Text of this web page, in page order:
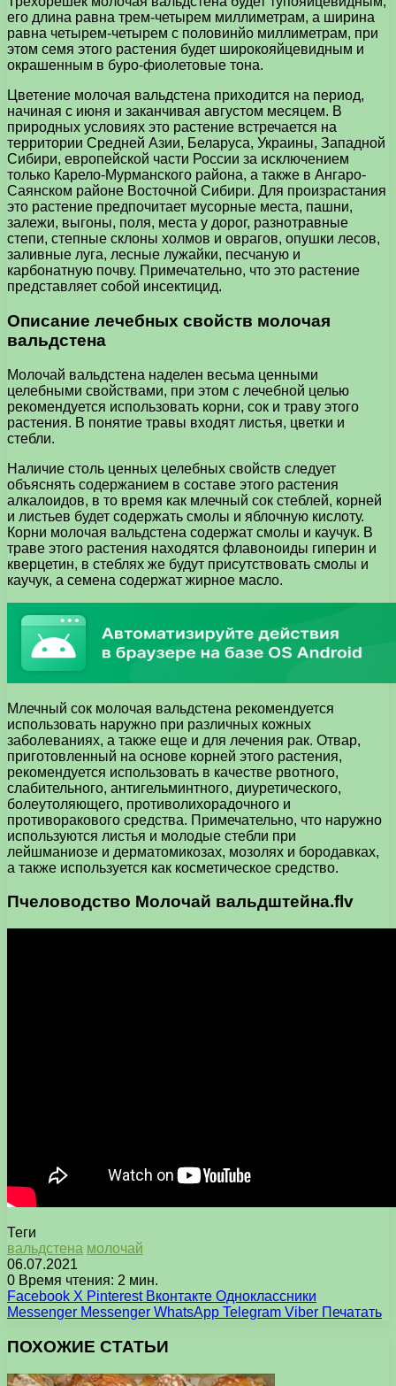
его длина равна трем-четырем миллиметрам, а ширина
равна четырем-четырем с половинйо миллиметрам, при
этом семя этого растения будет широкояйцевидным и
окрашенным в буро-фиолетовые тона.
Цветение молочая вальдстена приходится на период,
начиная с июня и заканчивая августом месяцем. В
природных условиях это растение встречается на
территории Средней Азии, Беларуса, Украины, Западной
Сибири, европейской части России за исключением
только Карело-Мурманского района, а также в Ангаро-
Саянском районе Восточной Сибири. Для произрастания
это растение предпочитает мусорные места, пашни,
залежи, выгоны, поля, места у дорог, разнотравные
степи, степные склоны холмов и оврагов, опушки лесов,
заливные луга, лесные лужайки, песчаную и
карбонатную почву. Примечательно, что это растение
представляет собой инсектицид.
Описание лечебных свойств молочая
вальдстена
Молочай вальдстена наделен весьма ценными
целебными свойствами, при этом с лечебной целью
рекомендуется использовать корни, сок и траву этого
растения. В понятие травы входят листья, цветки и
стебли.
Наличие столь ценных целебных свойств следует
объяснять содержанием в составе этого растения
алкалоидов, в то время как млечный сок стеблей, корней
и листьев будет содержать смолы и яблочную кислоту.
Корни молочая вальдстена содержат смолы и каучук. В
траве этого растения находятся флавоноиды гиперин и
кверцетин, в стеблях же будут присутствовать смолы и
каучук, а семена содержат жирное масло.
Млечный сок молочая вальдстена рекомендуется
использовать наружно при различных кожных
заболеваниях, а также еще и для лечения рак. Отвар,
приготовленный на основе корней этого растения,
рекомендуется использовать в качестве рвотного,
слабительного, антигельминтного, диуретического,
болеутоляющего, противолихорадочного и
противоракового средства. Примечательно, что наружно
используются листья и молодые стебли при
лейшманиозе и дерматомикозах, мозолях и бородавках,
а также используется как косметическое средство.
Пчеловодство Молочай вальдштейна.flv
Теги
вальдстена молочай
06.07.2021
0 Время чтения: 2 мин.
Facebook X Pinterest Вконтакте Одноклассники
Messenger Messenger WhatsApp Telegram Viber Печатать
ПОХОЖИЕ СТАТЬИ